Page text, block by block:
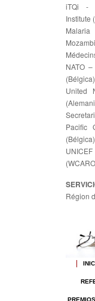
iTQi -
Institute
NATO
(Bélgica)
United
Pacific
(Bélgica)
Région
PREMIOS